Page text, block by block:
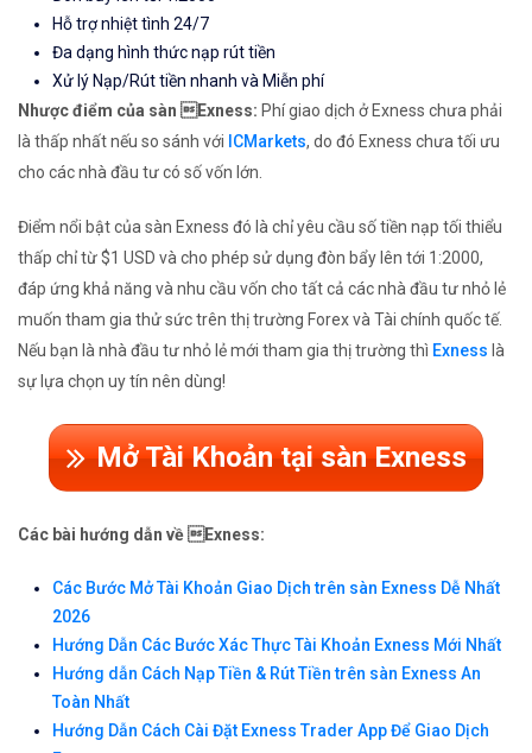
Hỗ trợ nhiệt tình 24/7
Đa dạng hình thức nạp rút tiền
Xử lý Nạp/Rút tiền nhanh và Miễn phí
Nhược điểm của sàn Exness: Phí giao dịch ở Exness chưa phải
là thấp nhất nếu so sánh với ICMarkets, do đó Exness chưa tối ưu
cho các nhà đầu tư có số vốn lớn.
Điểm nổi bật của sàn Exness đó là chỉ yêu cầu số tiền nạp tối thiểu
thấp chỉ từ $1 USD và cho phép sử dụng đòn bẩy lên tới 1:2000,
đáp ứng khả năng và nhu cầu vốn cho tất cả các nhà đầu tư nhỏ lẻ
muốn tham gia thử sức trên thị trường Forex và Tài chính quốc tế.
Nếu bạn là nhà đầu tư nhỏ lẻ mới tham gia thị trường thì Exness là
sự lựa chọn uy tín nên dùng!
Mở Tài Khoản tại sàn Exness
Các bài hướng dẫn về Exness:
Các Bước Mở Tài Khoản Giao Dịch trên sàn Exness Dễ Nhất
2026
Hướng Dẫn Các Bước Xác Thực Tài Khoản Exness Mới Nhất
Hướng dẫn Cách Nạp Tiền & Rút Tiền trên sàn Exness An
Toàn Nhất
Hướng Dẫn Cách Cài Đặt Exness Trader App Để Giao Dịch